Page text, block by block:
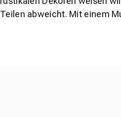
Teilen abweicht. Mit einem